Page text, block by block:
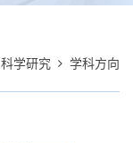
科学研究 学科方向